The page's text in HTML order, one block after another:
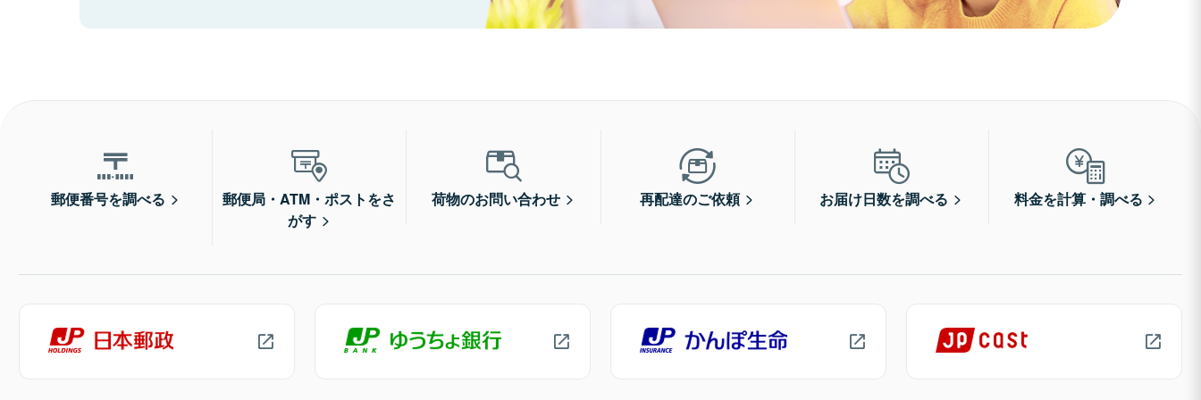
郵便番号を調べる
郵便局・ATM・ポストをさ
がす
荷物のお問い合わせ 再配達のご依頼 お届け日数を調べる 料金を計算・調べる